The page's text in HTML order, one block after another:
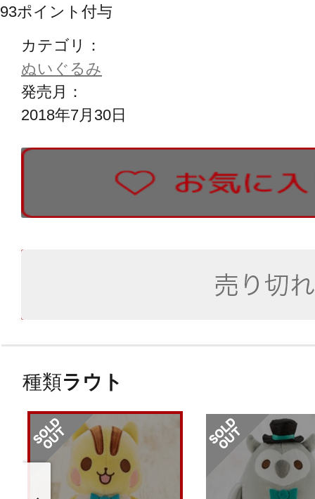
93ポイント付与
カテゴリ：
ぬいぐるみ
発売月：
2018年7月30日
種類ラウト